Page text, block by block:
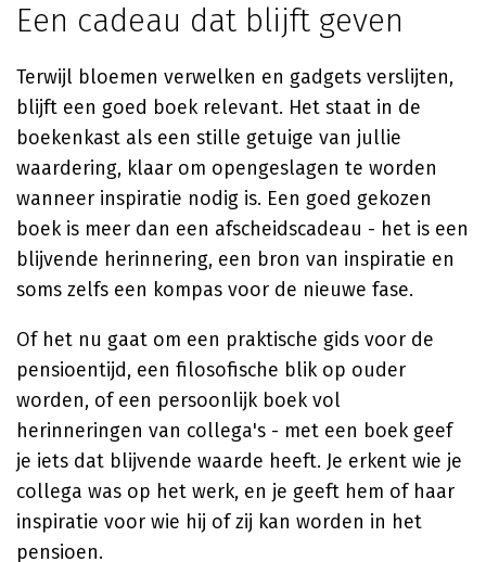
Een cadeau dat blijft geven
Terwijl bloemen verwelken en gadgets verslijten,
blijft een goed boek relevant. Het staat in de
boekenkast als een stille getuige van jullie
waardering, klaar om opengeslagen te worden
wanneer inspiratie nodig is. Een goed gekozen
boek is meer dan een afscheidscadeau - het is een
blijvende herinnering, een bron van inspiratie en
soms zelfs een kompas voor de nieuwe fase.
Of het nu gaat om een praktische gids voor de
pensioentijd, een filosofische blik op ouder
worden, of een persoonlijk boek vol
herinneringen van collega's - met een boek geef
je iets dat blijvende waarde heeft. Je erkent wie je
collega was op het werk, en je geeft hem of haar
inspiratie voor wie hij of zij kan worden in het
pensioen.